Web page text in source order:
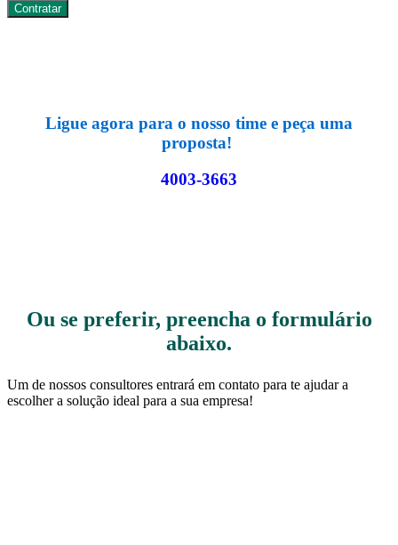
Contratar
Ligue agora para o nosso time e peça uma
proposta!
4003-3663
Ou se preferir, preencha o formulário
abaixo.
Um de nossos consultores entrará em contato para te ajudar a
escolher a solução ideal para a sua empresa!